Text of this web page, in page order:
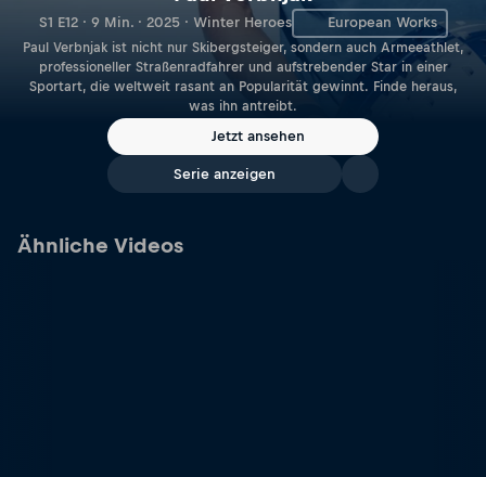
S1 E12 · 9 Min. · 2025 · Winter Heroes European Works
Paul Verbnjak ist nicht nur Skibergsteiger, sondern auch Armeeathlet,
professioneller Straßenradfahrer und aufstrebender Star in einer
Sportart, die weltweit rasant an Popularität gewinnt. Finde heraus,
was ihn antreibt.
Jetzt ansehen
Serie anzeigen
Ähnliche Videos